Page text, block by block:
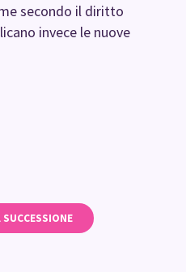
secondo il diritto
invece le nuove